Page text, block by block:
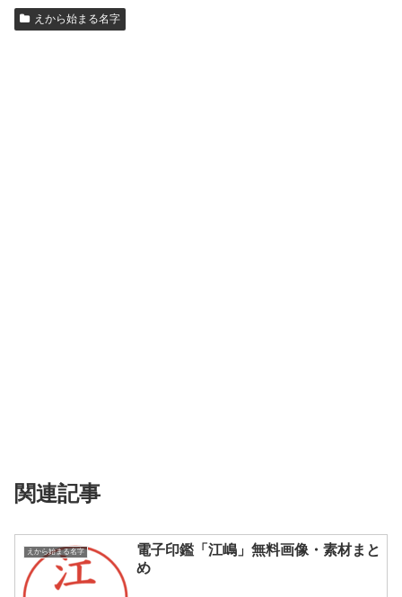
えから始まる名字
関連記事
えから始まる名字
電子印鑑「江嶋」無料画像・素材まと
め